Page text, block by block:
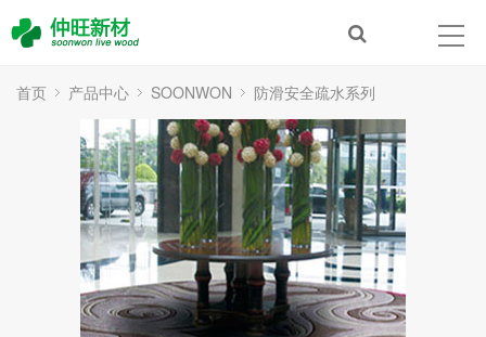
首页 产品中心 SOONWON 防滑安全疏水系列